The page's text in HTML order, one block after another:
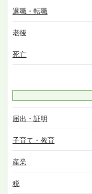
退職・転職
老後
死亡
届出・証明
子育て・教育
産業
税